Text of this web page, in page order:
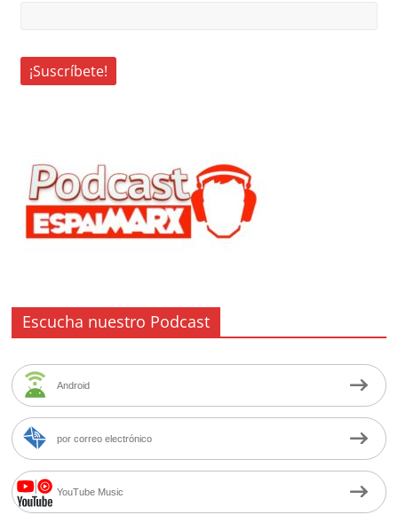
Escucha nuestro Podcast
Android
por correo electrónico
YouTube Music